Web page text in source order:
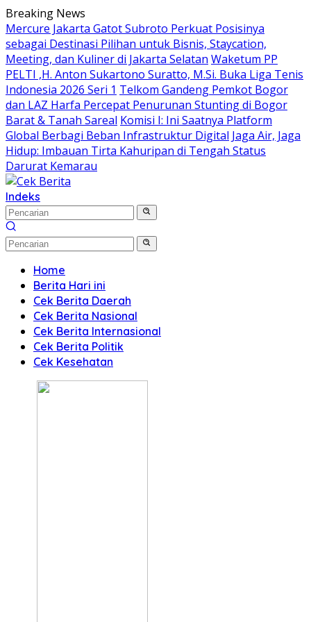
Langsung
ke
konten
Breaking News
Mercure Jakarta Gatot Subroto Perkuat Posisinya
sebagai Destinasi Pilihan untuk Bisnis, Staycation,
Meeting, dan Kuliner di Jakarta Selatan Waketum PP
PELTI ,H. Anton Sukartono Suratto, M.Si. Buka Liga Tenis
Indonesia 2026 Seri 1 Telkom Gandeng Pemkot Bogor
dan LAZ Harfa Percepat Penurunan Stunting di Bogor
Barat & Tanah Sareal Komisi I: Ini Saatnya Platform
Global Berbagi Beban Infrastruktur Digital Jaga Air, Jaga
Hidup: Imbauan Tirta Kahuripan di Tengah Status
Darurat Kemarau
Indeks
Home
Berita Hari ini
Cek Berita Daerah
Cek Berita Nasional
Cek Berita Internasional
Cek Berita Politik
Cek Kesehatan